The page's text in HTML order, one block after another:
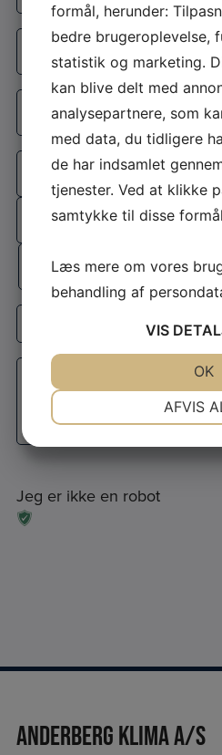
E-
Telefon*
Adresse *
Interesse
Besked
Jeg er ikke en robot
Anderberg Klima A/S
formål, herunder:
bedre brugeroplevelse,
statistik og marketing.
kan blive delt med
analysepartnere, som
med data, du tidligere
de har indsamlet
tjenester. Ved at klikke
samtykke til disse
Læs mere om vores
behandling af
VIS
AFVIS
OK